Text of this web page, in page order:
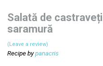
Salată de
saramură
(Leave a review)
Recipe bypanacris